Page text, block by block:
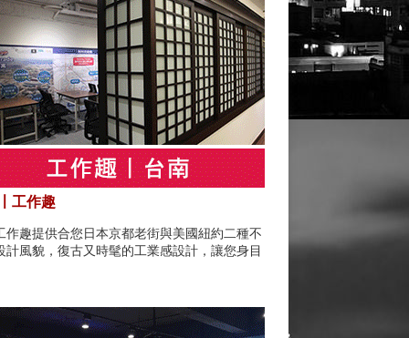
工作趣
作趣提供合您日本京都老街與美國紐約二種不
計風貌，復古又時髦的工業感設計，讓您身目